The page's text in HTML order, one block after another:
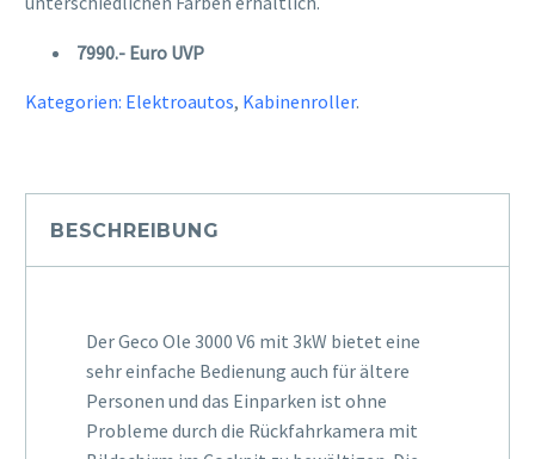
7990.- Euro UVP
Kategorien: Elektroautos, Kabinenroller.
BESCHREIBUNG
Der Geco Ole 3000 V6 mit 3kW bietet eine
sehr einfache Bedienung auch für ältere
Personen und das Einparken ist ohne
Probleme durch die Rückfahrkamera mit